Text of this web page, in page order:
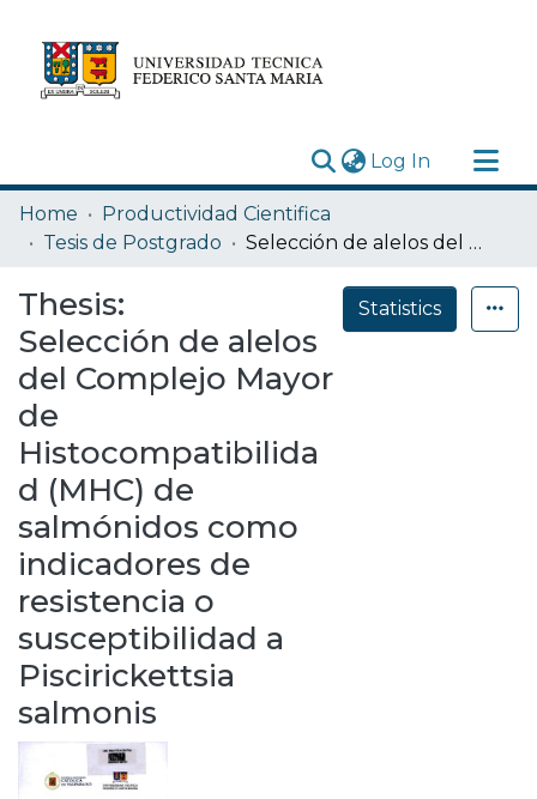
Log In (current)
Research Outputs
Statistics
Depósito
Home
Productividad Cientifica
Tesis de Postgrado
Selección de alelos del Complejo Mayor de Histocompatibilidad (MHC) de salmónidos como indicadores de resistencia o susceptibilidad a Piscirickettsia salmonis
Thesis:
Selección de alelos
del Complejo Mayor
de
Histocompatibilida
d (MHC) de
salmónidos como
indicadores de
resistencia o
susceptibilidad a
Piscirickettsia
salmonis
Statistics